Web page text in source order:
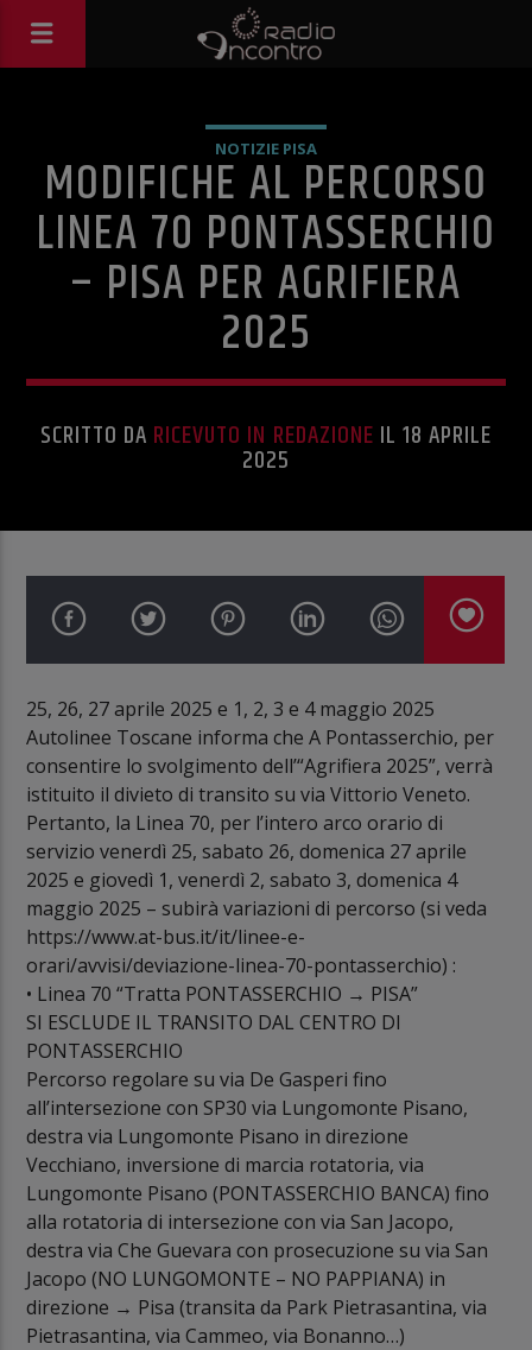
NOTIZIE PISA
MODIFICHE AL PERCORSO
LINEA 70 PONTASSERCHIO
– PISA PER AGRIFIERA
2025
SCRITTO DA RICEVUTO IN REDAZIONE IL 18 APRILE
2025
25, 26, 27 aprile 2025 e 1, 2, 3 e 4 maggio 2025
Autolinee Toscane informa che A Pontasserchio, per
consentire lo svolgimento dell’“Agrifiera 2025”, verrà
istituito il divieto di transito su via Vittorio Veneto.
Pertanto, la Linea 70, per l’intero arco orario di
servizio venerdì 25, sabato 26, domenica 27 aprile
2025 e giovedì 1, venerdì 2, sabato 3, domenica 4
maggio 2025 – subirà variazioni di percorso (si veda
https://www.at-bus.it/it/linee-e-
orari/avvisi/deviazione-linea-70-pontasserchio) :
• Linea 70 “Tratta PONTASSERCHIO → PISA”
SI ESCLUDE IL TRANSITO DAL CENTRO DI
PONTASSERCHIO
Percorso regolare su via De Gasperi fino
all’intersezione con SP30 via Lungomonte Pisano,
destra via Lungomonte Pisano in direzione
Vecchiano, inversione di marcia rotatoria, via
Lungomonte Pisano (PONTASSERCHIO BANCA) fino
alla rotatoria di intersezione con via San Jacopo,
destra via Che Guevara con prosecuzione su via San
Jacopo (NO LUNGOMONTE – NO PAPPIANA) in
direzione → Pisa (transita da Park Pietrasantina, via
Pietrasantina, via Cammeo, via Bonanno…)